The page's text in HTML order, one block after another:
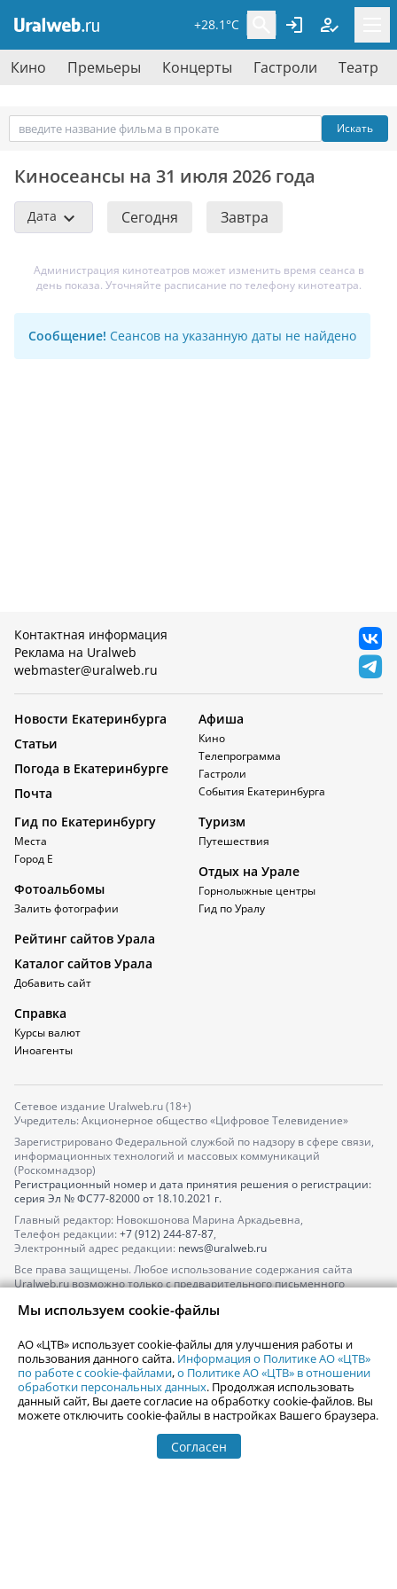
+28.1°C
Кино Премьеры Концерты Гастроли Театр
Искать
Киносеансы на 31 июля 2026 года
Дата Сегодня Завтра
Администрация кинотеатров может изменить время сеанса в
день показа. Уточняйте расписание по телефону кинотеатра.
Сообщение! Сеансов на указанную даты не найдено
Контактная информация
Реклама на Uralweb
webmaster@uralweb.ru
Новости Екатеринбурга
Статьи
Погода в Екатеринбурге
Почта
Афиша
Кино
Телепрограмма
Гастроли
События Екатеринбурга
Гид по Екатеринбургу
Места
Город Е
Фотоальбомы
Залить фотографии
Туризм
Путешествия
Отдых на Урале
Горнолыжные центры
Гид по Уралу
Рейтинг сайтов Урала
Каталог сайтов Урала
Добавить сайт
Справка
Курсы валют
Иноагенты
Сетевое издание Uralweb.ru (18+)
Учредитель: Акционерное общество «Цифровое Телевидение»
Зарегистрировано Федеральной службой по надзору в сфере связи,
информационных технологий и массовых коммуникаций
(Роскомнадзор)
Регистрационный номер и дата принятия решения о регистрации:
серия Эл № ФС77-82000от 18.10.2021 г.
Главный редактор: Новокшонова Марина Аркадьевна,
Телефон редакции: +7 (912) 244-87-87,
Электронный адрес редакции: news@uralweb.ru
Все права защищены. Любое использование содержания сайта
Uralweb.ru возможно только с предварительного письменного
По вопросам размещения рекламы обращайтесь по тел.
По вопросам размещения информации в разделе «Афиша»
afisha@uralweb.ru
Пользовательское соглашение на использование сайта
Политика АО «ЦТВ» в отношении обработки персональных данных
Мы используем cookie-файлы
АО «ЦТВ» использует cookie-файлы для улучшения работы и
пользования данного сайта. Информация о Политике АО «ЦТВ»
по работе с cookie-файлами,о Политике АО «ЦТВ» в отношении
обработки персональных данных. Продолжая использовать
данный сайт, Вы даете согласие на обработку cookie-файлов. Вы
можете отключить cookie-файлы в настройках Вашего браузера.
Согласен